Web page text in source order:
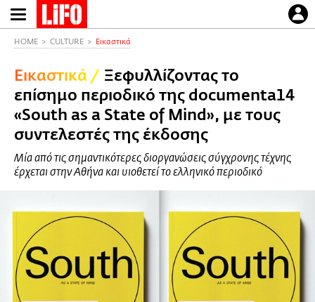
Παράκαμψη
προς
περιεχόμενο
HOME CULTURE Εικαστικά
Εικαστικά / Ξεφυλλίζοντας το
επίσημο περιοδικό της documenta14
«South as a State of Mind», με τους
συντελεστές της έκδοσης
Μία από τις σημαντικότερες διοργανώσεις σύγχρονης τέχνης
έρχεται στην Αθήνα και υιοθετεί το ελληνικό περιοδικό